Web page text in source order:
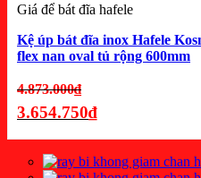
Giá để bát đĩa hafele
Kệ úp bát đĩa inox Hafele
flex nan oval tủ rộng 600mm
4.873.000₫Giá
gốc
3.654.750₫
hiện